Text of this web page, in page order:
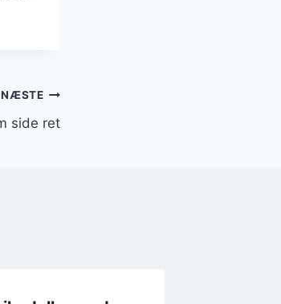
NÆSTE
side ret